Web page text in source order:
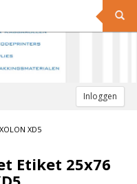
Inloggen
XD5
Etiket 25x76